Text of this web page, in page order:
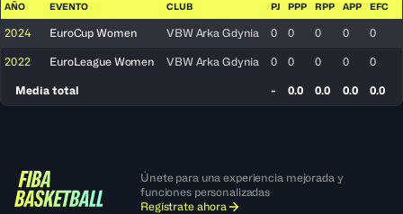
AÑO EVENTO CLUB PJ PPP RPP APP EFC
2024 EuroCup Women VBW Arka Gdynia 0 0 0 0 0
2022 EuroLeague Women VBW Arka Gdynia 0 0 0 0 0
Media total - 0.0 0.0 0.0 0.0
Únete para una experiencia mejorada y
funciones personalizadas
Regístrate ahora